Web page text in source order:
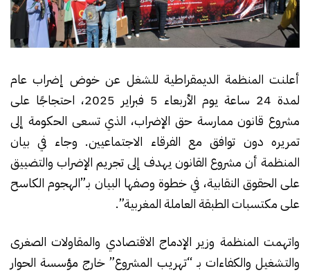
أعلنت المنظمة الديمقراطية للشغل عن خوض إضراب عام
لمدة 24 ساعة يوم الأربعاء 5 فبراير 2025، احتجاجًا على
مشروع قانون ممارسة حق الإضراب، الذي تسعى الحكومة إلى
تمريره دون توافق مع الفرقاء الاجتماعيين. وجاء في بيان
المنظمة أن مشروع القانون يهدف إلى تجريم الإضراب والتضييق
على الحقوق النقابية، في خطوة وصفها البيان بـ”الهجوم الكاسح
على مكتسبات الطبقة العاملة المغربية”.
واتهمت المنظمة وزير الإدماج الاقتصادي والمقاولات الصغرى
والتشغيل والكفاءات بـ “تهريب المشروع” خارج مؤسسة الحوار